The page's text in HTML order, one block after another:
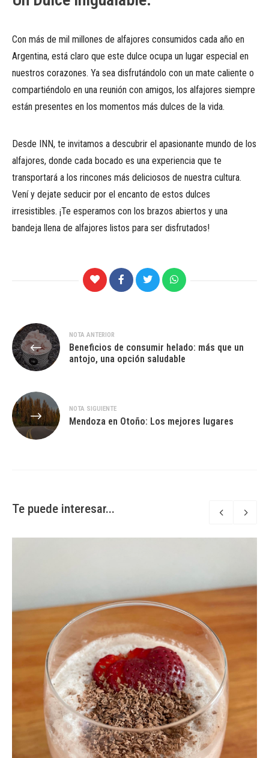
Con más de mil millones de alfajores consumidos cada año en
Argentina, está claro que este dulce ocupa un lugar especial en
nuestros corazones. Ya sea disfrutándolo con un mate caliente o
compartiéndolo en una reunión con amigos, los alfajores siempre
están presentes en los momentos más dulces de la vida.
Desde INN, te invitamos a descubrir el apasionante mundo de los
alfajores, donde cada bocado es una experiencia que te
transportará a los rincones más deliciosos de nuestra cultura.
Vení y dejate seducir por el encanto de estos dulces
irresistibles. ¡Te esperamos con los brazos abiertos y una
bandeja llena de alfajores listos para ser disfrutados!
Navegación
de
entradas
NOTA ANTERIOR
Beneficios de consumir helado: más que un
antojo, una opción saludable
NOTA SIGUIENTE
Mendoza en Otoño: Los mejores lugares
Te puede interesar...